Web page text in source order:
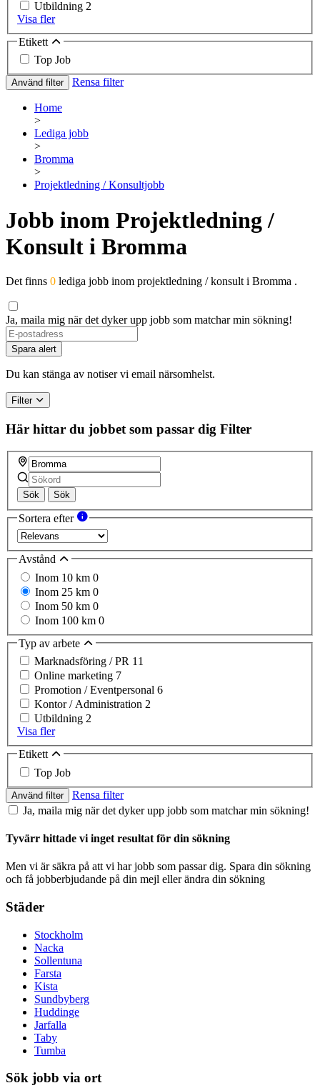
Utbildning 2
Visa fler
Etikett
Top Job
Använd filter Rensa filter
Home
>
Lediga jobb
>
Bromma
>
Projektledning / Konsultjobb
Jobb inom Projektledning /
Konsult i Bromma
Det finns 0 lediga jobb inom projektledning / konsult i Bromma .
Ja, maila mig när det dyker upp jobb som matchar min sökning!
Spara alert
Du kan stänga av notiser vi email närsomhelst.
Filter
Här hittar du jobbet som passar dig Filter
Sök Sök
Sortera efter
Avstånd
Inom 10 km 0
Inom 25 km 0
Inom 50 km 0
Inom 100 km 0
Typ av arbete
Marknadsföring / PR 11
Online marketing 7
Promotion / Eventpersonal 6
Kontor / Administration 2
Utbildning 2
Visa fler
Etikett
Top Job
Använd filter
Rensa filter
Ja, maila mig när det dyker upp jobb som matchar min sökning!
Tyvärr hittade vi inget resultat för din sökning
Men vi är säkra på att vi har jobb som passar dig. Spara din sökning
och få jobberbjudande på din mejl eller ändra din sökning
Städer
Stockholm
Nacka
Sollentuna
Farsta
Kista
Sundbyberg
Huddinge
Jarfalla
Taby
Tumba
Sök jobb via ort